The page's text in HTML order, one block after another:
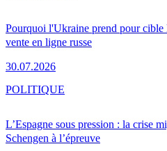
Pourquoi l'Ukraine prend pour cible
vente en ligne russe
30.07.2026
L’Espagne sous pression : la crise
Schengen à l’épreuve
POLITIQUE